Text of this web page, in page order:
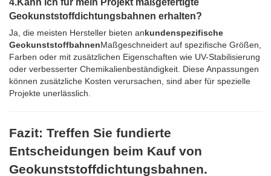
Geokunststoffdichtungsbahnen erhalten?
Ja, die meisten Hersteller bieten ankundenspezifische
GeokunststoffbahnenMaßgeschneidert auf spezifische Größen,
Farben oder mit zusätzlichen Eigenschaften wie UV-Stabilisierung
oder verbesserter Chemikalienbeständigkeit. Diese Anpassungen
können zusätzliche Kosten verursachen, sind aber für spezielle
Projekte unerlässlich.
Fazit: Treffen Sie fundierte
Entscheidungen beim Kauf von
Geokunststoffdichtungsbahnen.